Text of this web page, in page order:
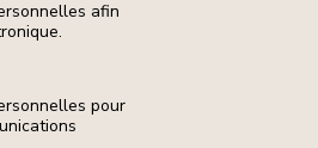
afin
pour